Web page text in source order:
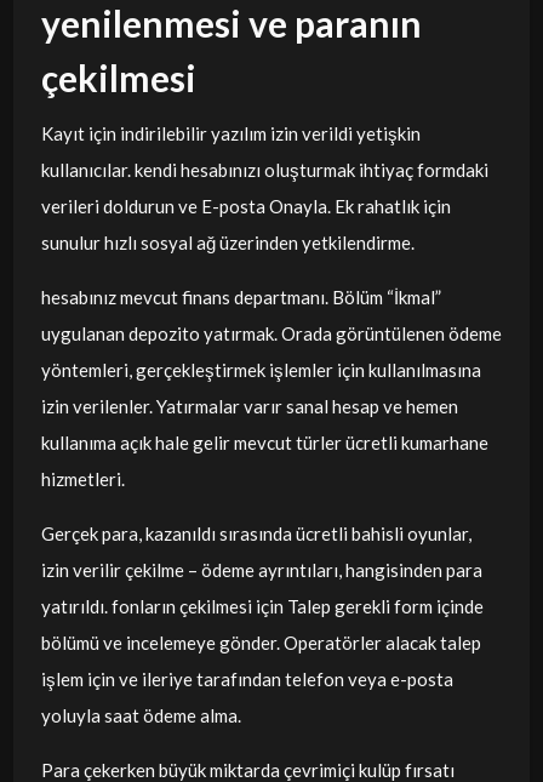
yenilenmesi ve paranın
çekilmesi
Kayıt için indirilebilir yazılım izin verildi yetişkin
kullanıcılar. kendi hesabınızı oluşturmak ihtiyaç formdaki
verileri doldurun ve E-posta Onayla. Ek rahatlık için
sunulur hızlı sosyal ağ üzerinden yetkilendirme.
hesabınız mevcut finans departmanı. Bölüm “İkmal”
uygulanan depozito yatırmak. Orada görüntülenen ödeme
yöntemleri, gerçekleştirmek işlemler için kullanılmasına
izin verilenler. Yatırmalar varır sanal hesap ve hemen
kullanıma açık hale gelir mevcut türler ücretli kumarhane
hizmetleri.
Gerçek para, kazanıldı sırasında ücretli bahisli oyunlar,
izin verilir çekilme – ödeme ayrıntıları, hangisinden para
yatırıldı. fonların çekilmesi için Talep gerekli form içinde
bölümü ve incelemeye gönder. Operatörler alacak talep
işlem için ve ileriye tarafından telefon veya e-posta
yoluyla saat ödeme alma.
Para çekerken büyük miktarda çevrimiçi kulüp fırsatı